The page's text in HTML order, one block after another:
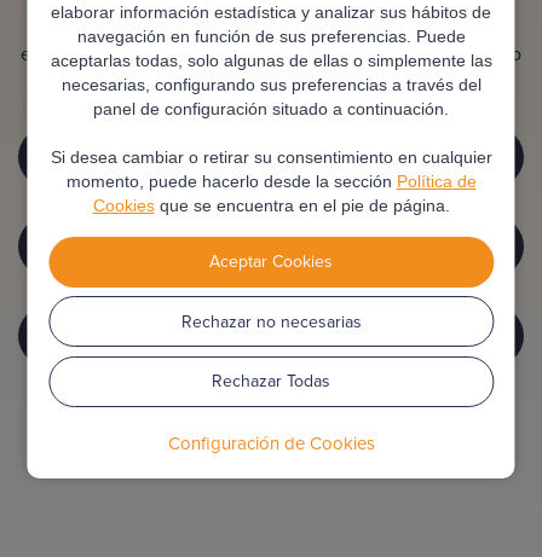
elaborar información estadística y analizar sus hábitos de
navegación en función de sus preferencias. Puede
aceptarlas todas, solo algunas de ellas o simplemente las
necesarias, configurando sus preferencias a través del
panel de configuración situado a continuación.
Si desea cambiar o retirar su consentimiento en cualquier
momento, puede hacerlo desde la sección Política de
Cookiesque se encuentra en el pie de página.
Aceptar Cookies
Rechazar no necesarias
Rechazar Todas
Configuración de Cookies
Parece que algo salió mal y no hemos podido encontrar
esta página. Déjanos ayudarte a volver o ponte en contacto
con nosotros si lo necesitas.
VOLVER A INICIO
PREGUNTAS FRECUENTES
CONTACTO